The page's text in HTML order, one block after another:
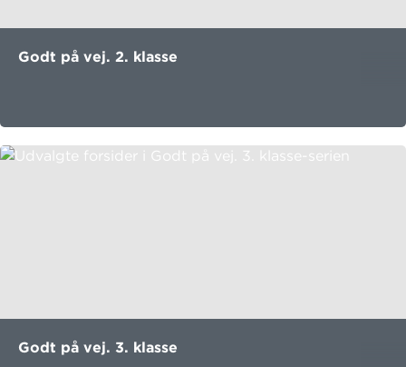
Godt på vej. 2. klasse
Godt på vej. 3. klasse